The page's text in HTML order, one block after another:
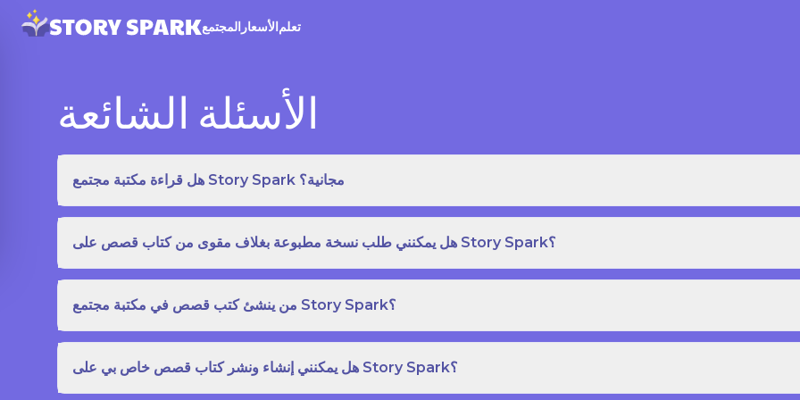
المجتمع الأسعارتعلم
الأسئلة الشائعة
هل قراءة مكتبة مجتمع Story Spark مجانية؟
هل يمكنني طلب نسخة مطبوعة بغلاف مقوى من كتاب قصص على Story Spark؟
من ينشئ كتب قصص في مكتبة مجتمع Story Spark؟
هل يمكنني إنشاء ونشر كتاب قصص خاص بي على Story Spark؟